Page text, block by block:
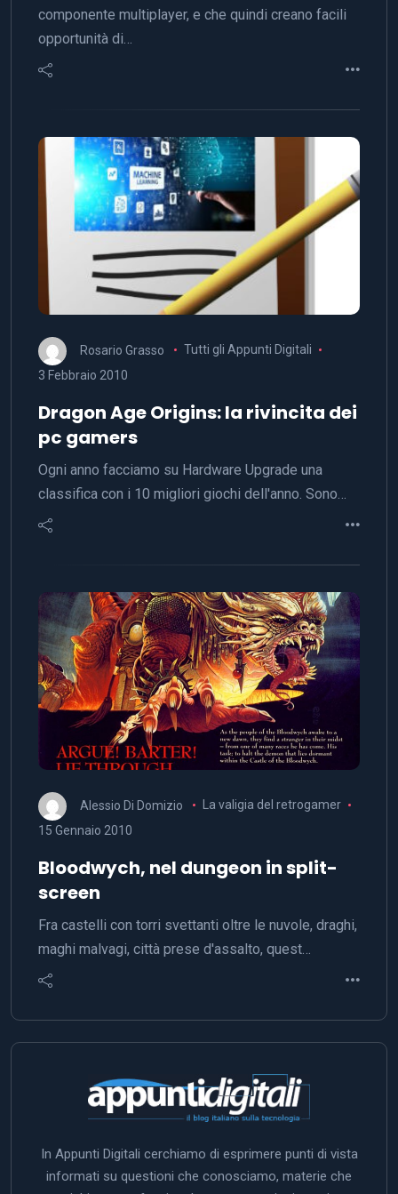
componente multiplayer, e che quindi creano facili
opportunità di…
Rosario Grasso
Tutti gli Appunti Digitali
3 Febbraio 2010
Dragon Age Origins: la rivincita dei
pc gamers
Ogni anno facciamo su Hardware Upgrade una
classifica con i 10 migliori giochi dell'anno. Sono…
Alessio Di Domizio
La valigia del retrogamer
15 Gennaio 2010
Bloodwych, nel dungeon in split-
screen
Fra castelli con torri svettanti oltre le nuvole, draghi,
maghi malvagi, città prese d'assalto, quest…
In Appunti Digitali cerchiamo di esprimere punti di vista
informati su questioni che conosciamo, materie che